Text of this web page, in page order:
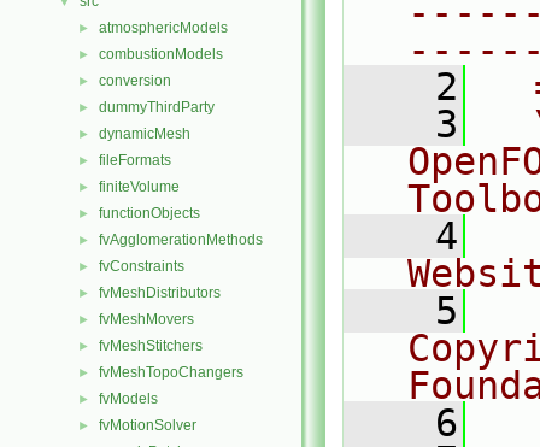
► atmosphericModels
► combustionModels
► conversion
► dummyThirdParty
► dynamicMesh
► fileFormats
► finiteVolume
► functionObjects
► fvAgglomerationMethods
► fvConstraints
► fvMeshDistributors
► fvMeshMovers
► fvMeshStitchers
► fvMeshTopoChangers
► fvModels
► fvMotionSolver
    2
    3
    4
    5
    6